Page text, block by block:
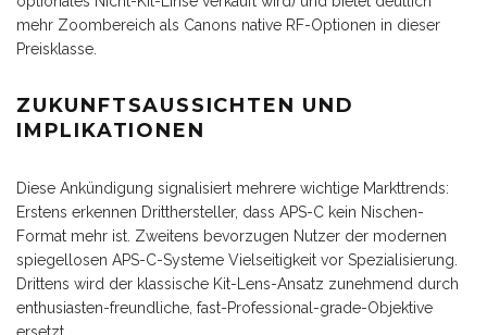
mehr Zoombereich als Canons native RF-Optionen in dieser
Preisklasse.
ZUKUNFTSAUSSICHTEN UND
IMPLIKATIONEN
Diese Ankündigung signalisiert mehrere wichtige Markttrends:
Erstens erkennen Dritthersteller, dass APS-C kein Nischen-
Format mehr ist. Zweitens bevorzugen Nutzer der modernen
spiegellosen APS-C-Systeme Vielseitigkeit vor Spezialisierung.
Drittens wird der klassische Kit-Lens-Ansatz zunehmend durch
enthusiasten-freundliche, fast-Professional-grade-Objektive